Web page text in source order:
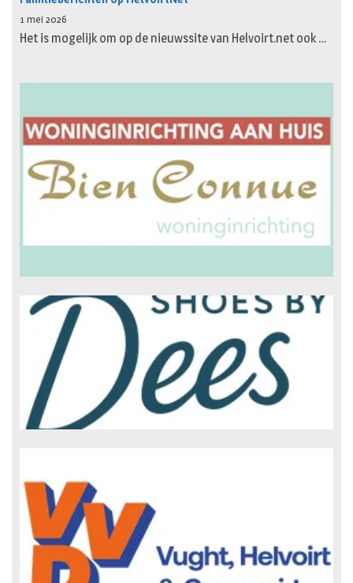
1 mei 2026
Het is mogelijk om op de nieuwssite van Helvoirt.net ook …